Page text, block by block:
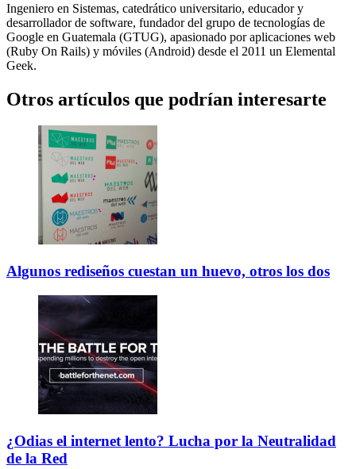
Ingeniero en Sistemas, catedrático universitario, educador y
desarrollador de software, fundador del grupo de tecnologías de
Google en Guatemala (GTUG), apasionado por aplicaciones web
(Ruby On Rails) y móviles (Android) desde el 2011 un Elemental
Geek.
Otros artículos que podrían interesarte
Algunos rediseños cuestan un huevo, otros los dos
¿Odias el internet lento? Lucha por la Neutralidad
de la Red